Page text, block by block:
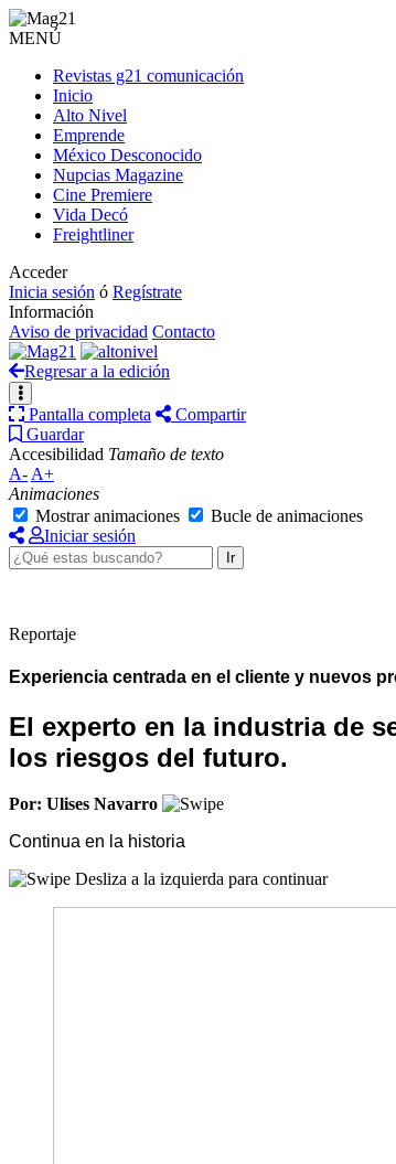
MENÚ
Revistas g21 comunicación
Inicio
Alto Nivel
Emprende
México Desconocido
Nupcias Magazine
Cine Premiere
Vida Decó
Freightliner
Acceder
Inicia sesión ó Regístrate
Información
Aviso de privacidad Contacto
Regresar a la edición
Pantalla completa
Compartir
Guardar
Accesibilidad Tamaño de texto
A- A+
Animaciones
Mostrar animaciones
Bucle de animaciones
Iniciar sesión
Ir
Reportaje
Experiencia centrada en el cliente y nuevos
El experto en la industria de
los riesgos del futuro.
Por: Ulises Navarro
Continua en la historia
Desliza a la izquierda para continuar